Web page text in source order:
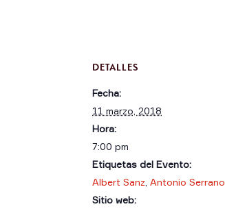
DETALLES
Fecha:
11 marzo, 2018
Hora:
7:00 pm
Etiquetas del Evento:
Albert Sanz ,Antonio Serrano
Sitio web: